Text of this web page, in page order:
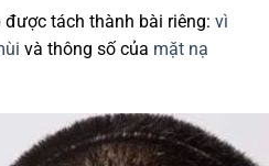
tách thành bài riêng: vì
và thông số của mặt nạ